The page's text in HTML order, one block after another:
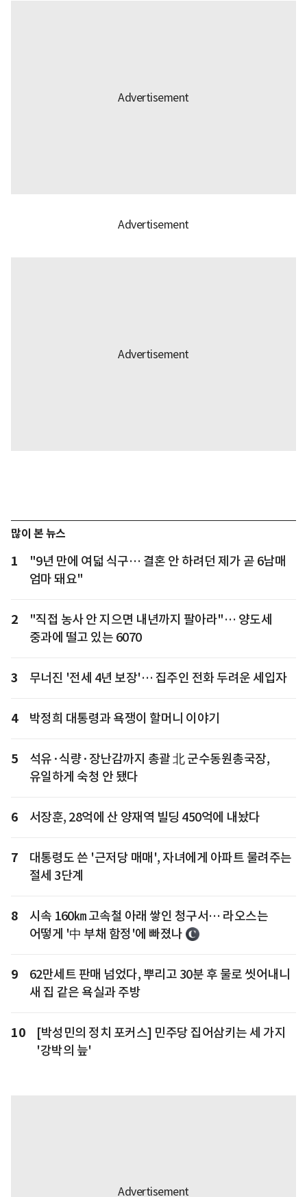
많이 본 뉴스
1
"9년 만에 여덟 식구… 결혼 안 하려던 제가 곧 6남매
엄마 돼요"
2
"직접 농사 안 지으면 내년까지 팔아라"… 양도세
중과에 떨고 있는 6070
3 무너진 '전세 4년 보장'… 집주인 전화 두려운 세입자
4 박정희 대통령과 욕쟁이 할머니 이야기
5
석유·식량·장난감까지 총괄 北 군수동원총국장,
유일하게 숙청 안 됐다
6 서장훈, 28억에 산 양재역 빌딩 450억에 내놨다
7
대통령도 쓴 '근저당 매매', 자녀에게 아파트 물려주는
절세 3단계
8
시속 160㎞ 고속철 아래 쌓인 청구서… 라오스는
어떻게 '中 부채 함정'에 빠졌나
9
62만세트 판매 넘었다, 뿌리고 30분 후 물로 씻어내니
새 집 같은 욕실과 주방
10
[박성민의 정치 포커스] 민주당 집어삼키는 세 가지
'강박의 늪'